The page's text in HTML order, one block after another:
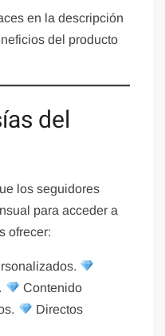
en la descripción
del producto
del
los seguidores
para acceder a
ofrecer:
Contenido
Directos